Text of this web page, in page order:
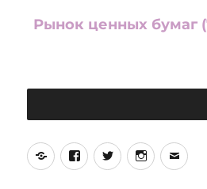
Рынок ценных бумаг
Yelp Facebook
Twitter